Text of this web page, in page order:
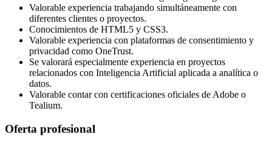
Valorable experiencia trabajando simultáneamente con
diferentes clientes o proyectos.
Conocimientos de HTML5 y CSS3.
Valorable experiencia con plataformas de consentimiento y
privacidad como OneTrust.
Se valorará especialmente experiencia en proyectos
relacionados con Inteligencia Artificial aplicada a analítica o
datos.
Valorable contar con certificaciones oficiales de Adobe o
Tealium.
Oferta profesional